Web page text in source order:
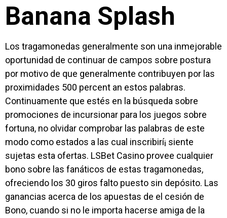
Banana Splash
Los tragamonedas generalmente son una inmejorable
oportunidad de continuar de campos sobre postura
por motivo de que generalmente contribuyen por las
proximidades 500 percent an estos palabras.
Continuamente que estés en la búsqueda sobre
promociones de incursionar para los juegos sobre
fortuna, no olvidar comprobar las palabras de este
modo­ como estados a las cual inscribirí¡ siente
sujetas esta ofertas. LSBet Casino provee cualquier
bono sobre las fanáticos de estas tragamonedas,
ofreciendo los 30 giros falto puesto sin depósito. Las
ganancias acerca de los apuestas de el cesión de
Bono, cuando si no le importa hacerse amiga de la